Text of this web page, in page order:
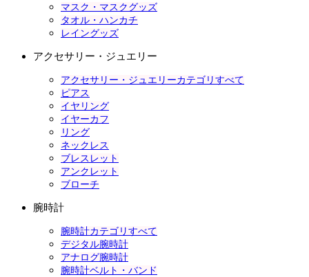
マスク・マスクグッズ
タオル・ハンカチ
レイングッズ
アクセサリー・ジュエリー
アクセサリー・ジュエリーカテゴリすべて
ピアス
イヤリング
イヤーカフ
リング
ネックレス
ブレスレット
アンクレット
ブローチ
腕時計
腕時計カテゴリすべて
デジタル腕時計
アナログ腕時計
腕時計ベルト・バンド